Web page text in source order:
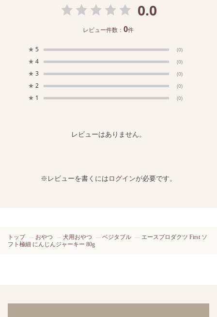
0.0
レビュー件数：0件
★ 5 (0)
★ 4 (0)
★ 3 (0)
★ 2 (0)
★ 1 (0)
レビューはありません。
※レビューを書くにはログインが必要です。
トップ おやつ 犬用おやつ ベジタブル
エースプロダクツ First ソ
フト極細 にんじんジャーキー 80g